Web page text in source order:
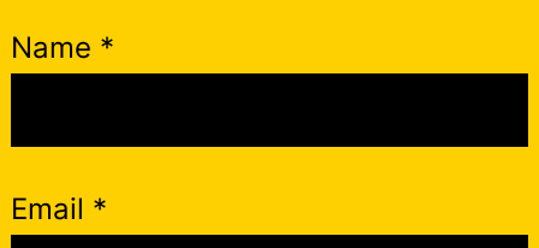
Name *
Email *